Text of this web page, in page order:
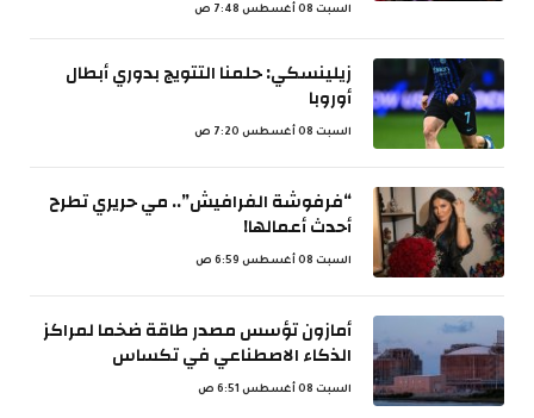
السبت 08 أغسطس 7:48 ص
زيلينسكي: حلمنا التتويج بدوري أبطال
أوروبا
السبت 08 أغسطس 7:20 ص
“فرفوشة الفرافيش”.. مي حريري تطرح
أحدث أعمالها!
السبت 08 أغسطس 6:59 ص
أمازون تؤسس مصدر طاقة ضخما لمراكز
الذكاء الاصطناعي في تكساس
السبت 08 أغسطس 6:51 ص